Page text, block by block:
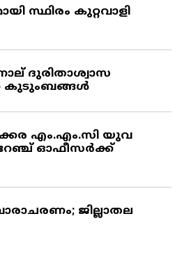
സ്ഥിരം കുറ്റവാളി
ദുരിതാശ്വാസ
കുടുംബങ്ങള്‍
എം.എം.സി യുവ
റേഞ്ച് ഓഫീസര്‍ക്ക്
ജില്ലാതല